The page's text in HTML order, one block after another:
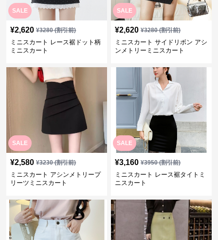
SALE
¥2,620 ¥3280(割引前)
ミニスカート レース裾ドット柄
ミニスカート
SALE
¥2,620 ¥3280(割引前)
ミニスカート サイドリボン アシ
ンメトリーミニスカート
SALE
¥2,580 ¥3230(割引前)
ミニスカート アシンメトリープ
リーツミニスカート
SALE
¥3,160 ¥3950(割引前)
ミニスカート レース裾タイトミ
ニスカート